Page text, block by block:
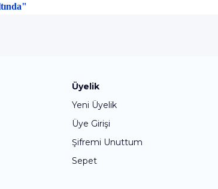
Yorum Yaz
Üyelik
Yeni Üyelik
Üye Girişi
Şifremi Unuttum
Sepet